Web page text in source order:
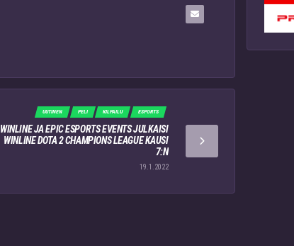
ESPORTS
KILPAILU
PELI
UUTINEN
WINLINE JA EPIC ESPORTS EVENTS JULKAISI
WINLINE DOTA 2 CHAMPIONS LEAGUE KAUSI
7:N
19.1.2022